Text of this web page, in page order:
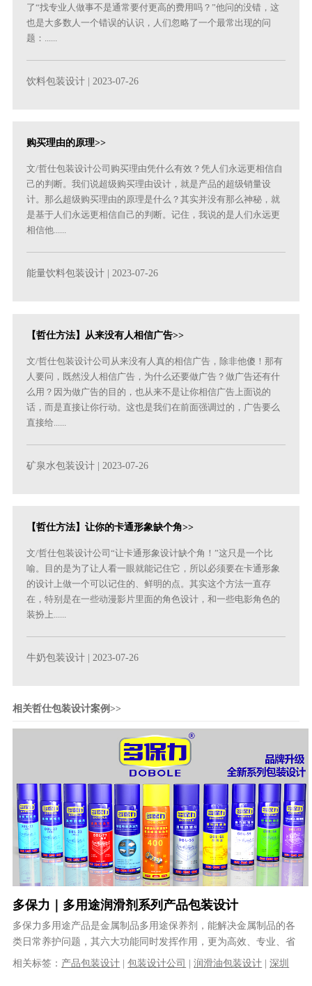
了“找专业人做事不是通常要付更高的费用吗？”他问的没错，这
也是大多数人一个错误的认识，人们忽略了一个最常出现的问
题：......
饮料包装设计 | 2023-07-26
购买理由的原理>>
文/哲仕包装设计公司购买理由凭什么有效？凭人们永远更相信自
己的判断。我们说超级购买理由设计，就是产品的超级销量设
计。那么超级购买理由的原理是什么？其实并没有那么神秘，就
是基于人们永远更相信自己的判断。记住，我说的是人们永远更
相信他......
能量饮料包装设计 | 2023-07-26
【哲仕方法】从来没有人相信广告>>
文/哲仕包装设计公司从来没有人真的相信广告，除非他傻！那有
人要问，既然没人相信广告，为什么还要做广告？做广告还有什
么用？因为做广告的目的，也从来不是让你相信广告上面说的
话，而是直接让你行动。这也是我们在前面强调过的，广告要么
直接给......
矿泉水包装设计 | 2023-07-26
【哲仕方法】让你的卡通形象缺个角>>
文/哲仕包装设计公司“让卡通形象设计缺个角！”这只是一个比
喻。目的是为了让人看一眼就能记住它，所以必须要在卡通形象
的设计上做一个可以记住的、鲜明的点。其实这个方法一直存
在，特别是在一些动漫影片里面的角色设计，和一些电影角色的
装扮上......
牛奶包装设计 | 2023-07-26
相关哲仕包装设计案例>>
多保力｜多用途润滑剂系列产品包装设计
多保力多用途产品是金属制品多用途保养剂，能解决金属制品的各
类日常养护问题，其六大功能同时发挥作用，更为高效、专业、省
时省力。哲仕为多保力旗下全线产品进......
相关标签： 产品包装设计 |包装设计公司 |润滑油包装设计 |深圳